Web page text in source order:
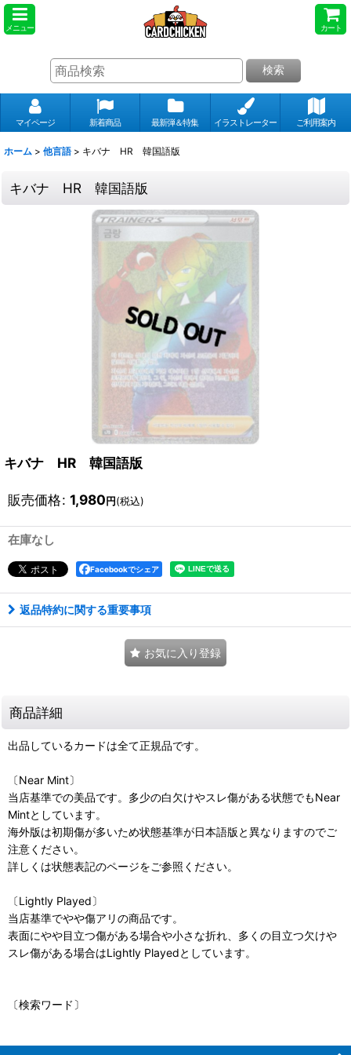
メニュー カート
検索
マイページ 新着商品 最新弾＆特集 イラストレーター ご利用案内
ホーム > 他言語 > キバナ HR 韓国語版
キバナ HR 韓国語版
キバナ HR 韓国語版
販売価格: 1,980円(税込)
在庫なし
Facebookでシェア
返品特約に関する重要事項
お気に入り登録
商品詳細
出品しているカードは全て正規品です。
〔Near Mint〕
当店基準での美品です。多少の白欠けやスレ傷がある状態でもNear
Mintとしています。
海外版は初期傷が多いため状態基準が日本語版と異なりますのでご
注意ください。
詳しくは状態表記のページをご参照ください。
〔Lightly Played〕
当店基準でやや傷アリの商品です。
表面にやや目立つ傷がある場合や小さな折れ、多くの目立つ欠けや
スレ傷がある場合はLightly Playedとしています。
〔検索ワード〕